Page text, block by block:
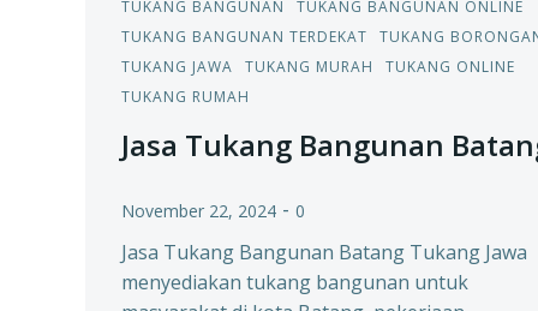
TUKANG BANGUNAN
TUKANG BANGUNAN ONLINE
TUKANG BANGUNAN TERDEKAT
TUKANG
TUKANG JAWA
TUKANG MURAH
TUKANG ONLINE
TUKANG RUMAH
Jasa Tukang Bangunan
November 22, 2024 - 0
Jasa Tukang Bangunan Batang Tukang Jawa
menyediakan tukang bangunan untuk